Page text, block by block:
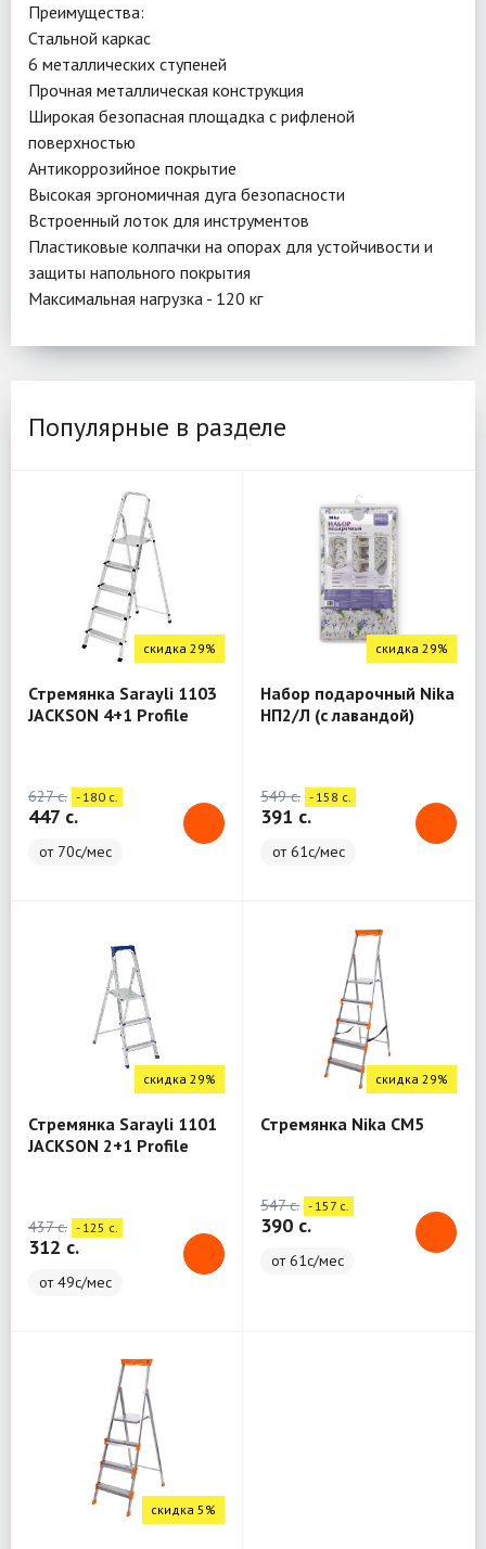
Преимущества:
Стальной каркас
6 металлических ступеней
Прочная металлическая конструкция
Широкая безопасная площадка с рифленой
поверхностью
Антикоррозийное покрытие
Высокая эргономичная дуга безопасности
Встроенный лоток для инструментов
Пластиковые колпачки на опорах для устойчивости и
защиты напольного покрытия
Максимальная нагрузка - 120 кг
Популярные в разделе
скидка 29%
Стремянка Sarayli 1103
JACKSON 4+1 Profile
627 c. - 180 c.
447 c.
от 70с/мес
скидка 29%
Набор подарочный Nika
НП2/Л (с лавандой)
549 c. - 158 c.
391 c.
от 61с/мес
скидка 29%
Стремянка Sarayli 1101
JACKSON 2+1 Profile
437 c. - 125 c.
312 c.
от 49с/мес
скидка 29%
Стремянка Nika СМ5
547 c. - 157 c.
390 c.
от 61с/мес
скидка 5%